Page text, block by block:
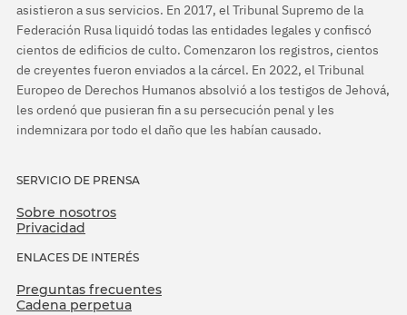
asistieron a sus servicios. En 2017, el Tribunal Supremo de la
Federación Rusa liquidó todas las entidades legales y confiscó
cientos de edificios de culto. Comenzaron los registros, cientos
de creyentes fueron enviados a la cárcel. En 2022, el Tribunal
Europeo de Derechos Humanos absolvió a los testigos de Jehová,
les ordenó que pusieran fin a su persecución penal y les
indemnizara por todo el daño que les habían causado.
SERVICIO DE PRENSA
Sobre nosotros
Privacidad
ENLACES DE INTERÉS
Preguntas frecuentes
Cadena perpetua